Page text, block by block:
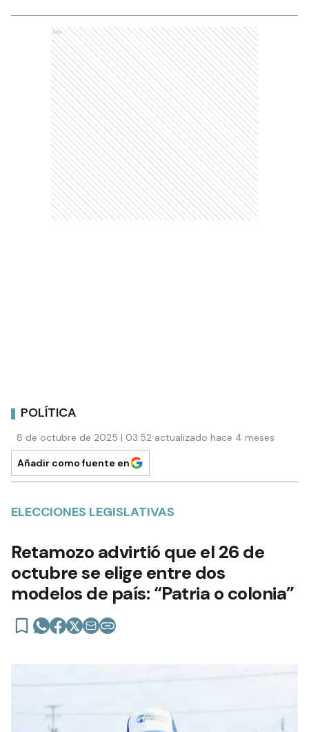
Ads
POLÍTICA
8 de octubre de 2025 | 03:52 actualizado hace 4 meses
Añadir como fuente en
ELECCIONES LEGISLATIVAS
Retamozo advirtió que el 26 de
octubre se elige entre dos
modelos de país: “Patria o colonia”